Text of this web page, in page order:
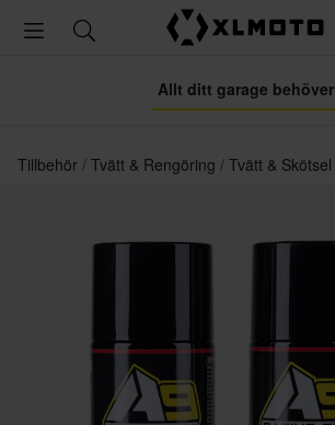
Allt ditt garage behöver
Tillbehör Tvätt & Rengöring Tvätt & Skötsel